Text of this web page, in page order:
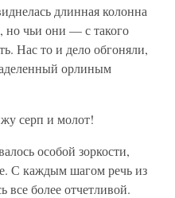
длинная колонна
но чьи они — с такого
Нас то и дело обгоняли,
орлиным
серп и молот!
особой зоркости,
С каждым шагом речь из
все более отчетливой.